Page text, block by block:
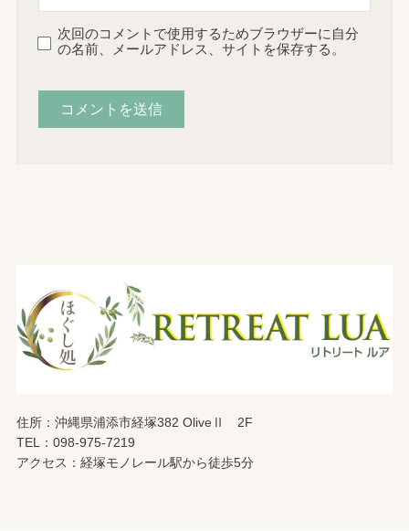
次回のコメントで使用するためブラウザーに自分
の名前、メールアドレス、サイトを保存する。
住所：沖縄県浦添市経塚382 OliveⅡ 2F
TEL：098-975-7219
アクセス：経塚モノレール駅から徒歩5分